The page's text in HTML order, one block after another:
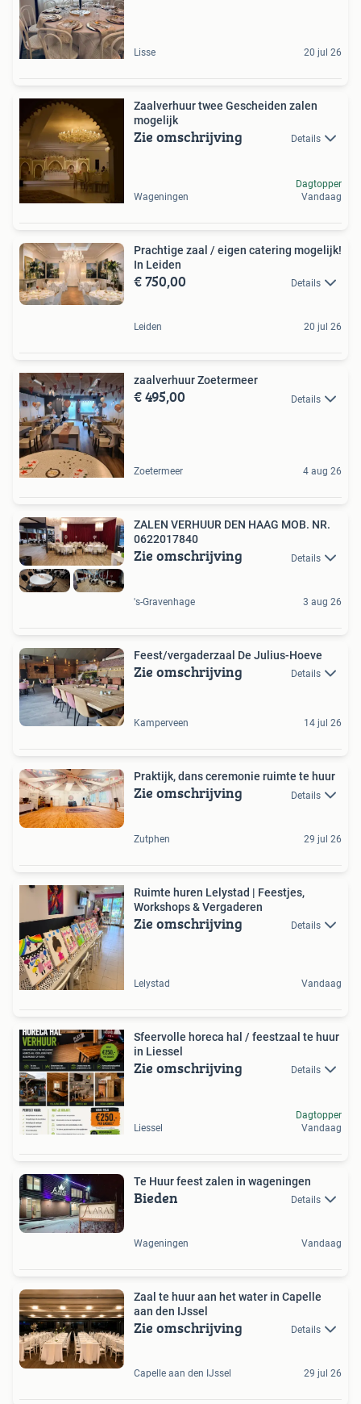
Lisse 20 jul 26
Zaalverhuur twee Gescheiden zalen
mogelijk
Zie omschrijving Details
Wageningen
Dagtopper
Vandaag
Prachtige zaal / eigen catering mogelijk!
In Leiden
€ 750,00 Details
Leiden 20 jul 26
zaalverhuur Zoetermeer
€ 495,00 Details
Zoetermeer 4 aug 26
ZALEN VERHUUR DEN HAAG MOB. NR.
0622017840
Zie omschrijving Details
's-Gravenhage 3 aug 26
Feest/vergaderzaal De Julius-Hoeve
Zie omschrijving Details
Kamperveen 14 jul 26
Praktijk, dans ceremonie ruimte te huur
Zie omschrijving Details
Zutphen 29 jul 26
Ruimte huren Lelystad | Feestjes,
Workshops & Vergaderen
Zie omschrijving Details
Lelystad Vandaag
Sfeervolle horeca hal / feestzaal te huur
in Liessel
Zie omschrijving Details
Liessel
Dagtopper
Vandaag
Te Huur feest zalen in wageningen
Bieden Details
Wageningen Vandaag
Zaal te huur aan het water in Capelle
aan den IJssel
Zie omschrijving Details
Capelle aan den IJssel 29 jul 26